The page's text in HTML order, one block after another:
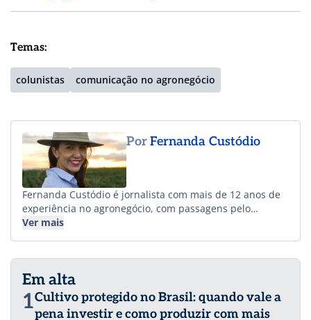
Temas:
colunistas comunicação no agronegócio
PorFernanda Custódio
Fernanda Custódio é jornalista com mais de 12 anos de
experiência no agronegócio, com passagens pelo
Notícias Agrícolas, Canal Rural e Destaque Rural.
Com forte atuação no setor de hortifrúti, destaca-se pela
produção de conteúdos técnicos e de mercado,
entrevistas, coberturas em campo e iniciativas que
Ver mais
Em alta
1Cultivo protegido no Brasil: quando vale a
pena investir e como produzir com mais